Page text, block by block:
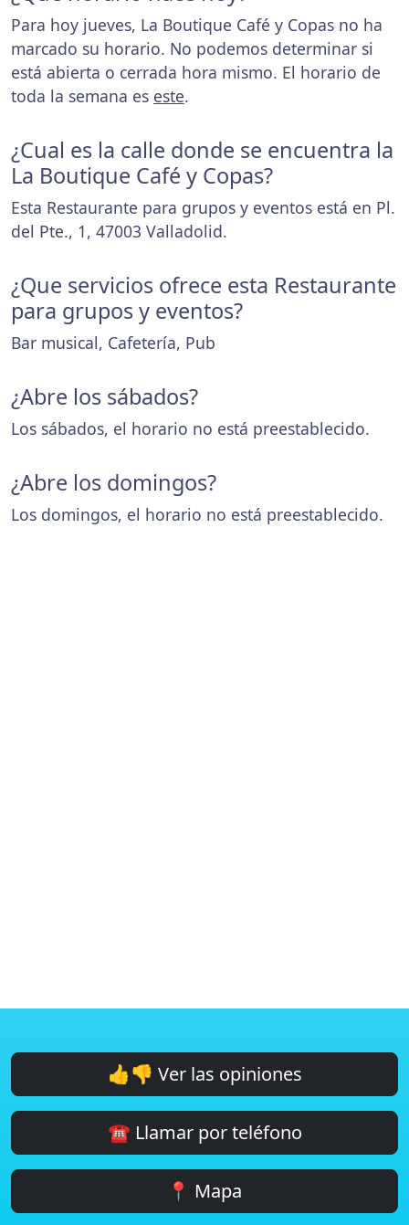
Para hoy jueves, La Boutique Café y Copas no ha
marcado su horario. No podemos determinar si
está abierta o cerrada hora mismo. El horario de
toda la semana es este.
¿Cual es la calle donde se encuentra la
La Boutique Café y Copas?
Esta Restaurante para grupos y eventos está en Pl.
del Pte., 1, 47003 Valladolid.
¿Que servicios ofrece esta Restaurante
para grupos y eventos?
Bar musical, Cafetería, Pub
¿Abre los sábados?
Los sábados, el horario no está preestablecido.
¿Abre los domingos?
Los domingos, el horario no está preestablecido.
👍👎 Ver las opiniones
☎️ Llamar por teléfono
📍 Mapa